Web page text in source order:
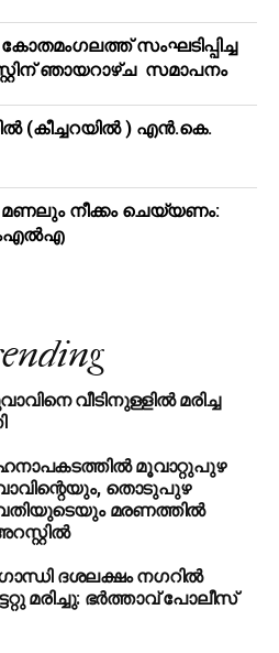
സംഘടിപ്പിച്ച
ഞായറാഴ്ച സമാപനം
(കീച്ചറയിൽ ) എൻ.കെ.
മണലും നീക്കം ചെയ്യണം:
വീടിനുള്ളിൽ മരിച്ച
മൂവാറ്റുപുഴ
തൊടുപുഴ
മരണത്തില്‍
ഗാന്ധി ദശലക്ഷം നഗറിൽ
മരിച്ചു: ഭർത്താവ് പോലീസ്